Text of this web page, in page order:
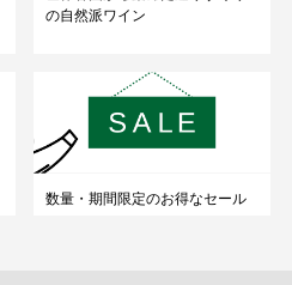
の自然派ワイン
数量・期間限定のお得なセール